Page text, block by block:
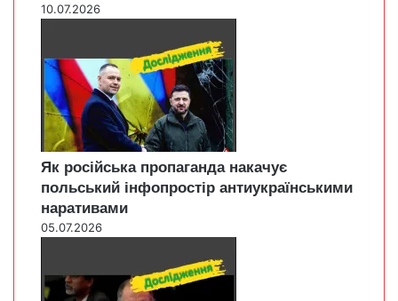
10.07.2026
Як російська пропаганда накачує
польський інфопростір антиукраїнськими
наративами
05.07.2026